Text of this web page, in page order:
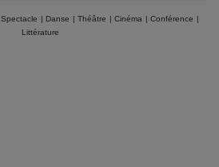
Spectacle | Danse | Théâtre | Cinéma | Conférence |
Littérature